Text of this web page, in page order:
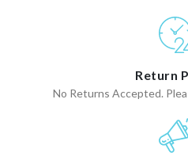
Return
No Returns Accepted.